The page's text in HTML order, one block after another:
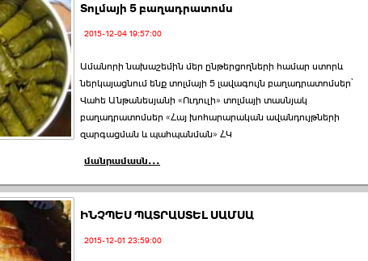
Տոլմայի 5 բաղադրատոմս
2015-12-04 19:57:00
Ամանորի նախաշեմին մեր ընթերցողների համար ստորև
ներկայացնում ենք տոլմայի 5 լավագույն բաղադրատոմսեր՝
Վահե Անթանեսյանի «Ուդուլի» տոլմայի տասնյակ
բաղադրատոմսեր «Հայ խոհարարական ավանդույթների
զարգացման և պահպանման» ՀԿ
մանրամասն...
ԻՆՉՊԵՍ ՊԱՏՐԱՍՏԵԼ ՍԱՄՍԱ
2015-12-01 23:59:00